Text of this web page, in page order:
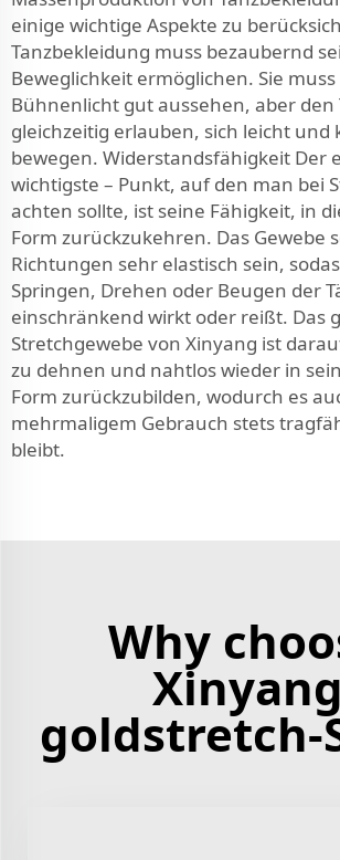
einige wichtige Aspekte zu
Tanzbekleidung muss bezaubernd
Beweglichkeit ermöglichen. Sie
Bühnenlicht gut aussehen, aber den
gleichzeitig erlauben, sich leicht und
bewegen. Widerstandsfähigkeit Der
wichtigste – Punkt, auf den man bei
achten sollte, ist seine Fähigkeit, in
Form zurückzukehren. Das Gewebe
Richtungen sehr elastisch sein,
Springen, Drehen oder Beugen der
einschränkend wirkt oder reißt. Das
Stretchgewebe von Xinyang ist
zu dehnen und nahtlos wieder in
Form zurückzubilden, wodurch es
mehrmaligem Gebrauch stets
bleibt.
Why
Xinyang
goldstretch-